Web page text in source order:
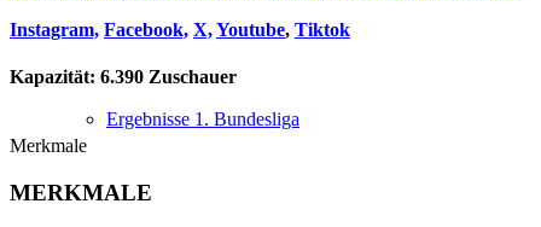
Ergebnisse 1. Bundesliga
Instagram, Facebook, X,Youtube, Tiktok
Kapazität: 6.390 Zuschauer
Merkmale
MERKMALE